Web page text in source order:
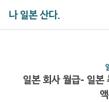
나 일본 산다.
일본 회사 월급- 일본